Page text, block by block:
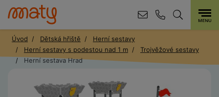
Úvod Dětská hřiště
Herní sestavy
Herní sestavy s podestou nad 1 m
Trojvěžové sestavy
Herní sestava Hrad